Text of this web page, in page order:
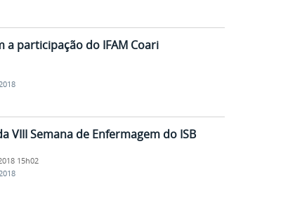
a participação do IFAM Coari
2018
VIII Semana de Enfermagem do ISB
15h02